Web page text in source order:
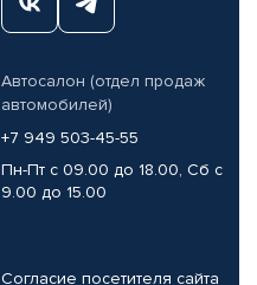
Автосалон (отдел продаж
автомобилей)
+7 949 503-45-55
Пн-Пт с 09.00 до 18.00, Сб с
9.00 до 15.00
Согласие посетителя сайта